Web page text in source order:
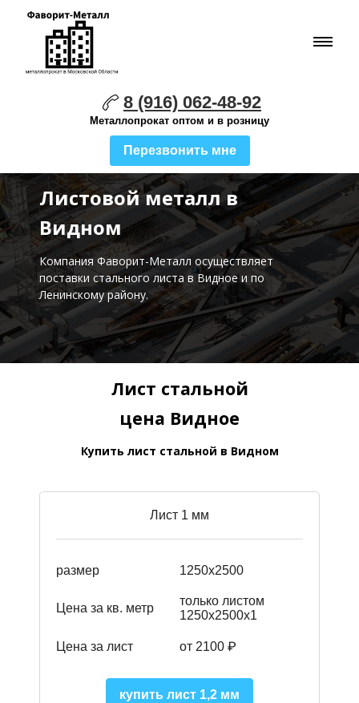
8 (916) 062-48-92
Металлопрокат оптом и в розницу
Перезвонить мне
Листовой металл в
Видном
Компания Фаворит-Металл осуществляет
поставки стального листа в Видное и по
Ленинскому району.
Лист стальной
цена Видное
Купить лист стальной в Видном
Лист 1 мм
размер 1250х2500
Цена за кв. метр
только листом
1250х2500х1
Цена за лист от 2100 ₽
купить лист 1,2 мм